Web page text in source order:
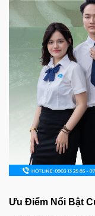
Ưu Điểm Nổi Bật